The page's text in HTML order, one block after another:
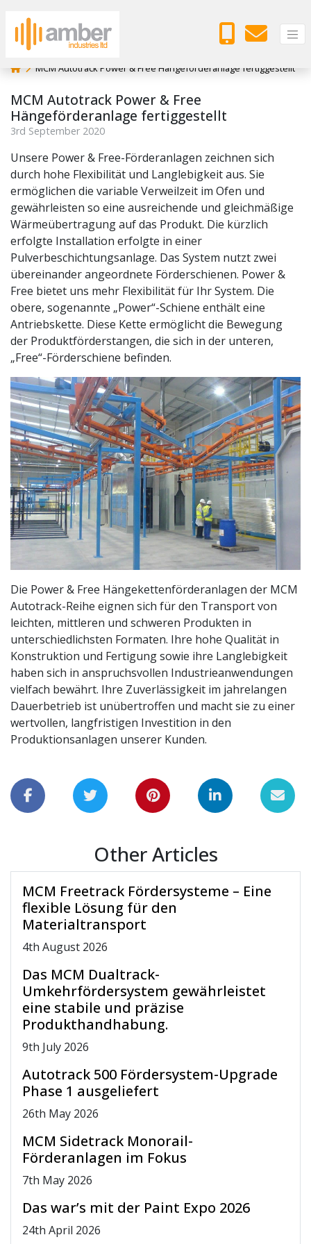
MCM Autotrack Power & Free Hängeförderanlage fertiggestellt
MCM Autotrack Power & Free
Hängeförderanlage fertiggestellt
3rd September 2020
Unsere Power & Free-Förderanlagen zeichnen sich
durch hohe Flexibilität und Langlebigkeit aus. Sie
ermöglichen die variable Verweilzeit im Ofen und
gewährleisten so eine ausreichende und gleichmäßige
Wärmeübertragung auf das Produkt. Die kürzlich
erfolgte Installation erfolgte in einer
Pulverbeschichtungsanlage. Das System nutzt zwei
übereinander angeordnete Förderschienen. Power &
Free bietet uns mehr Flexibilität für Ihr System. Die
obere, sogenannte „Power“-Schiene enthält eine
Antriebskette. Diese Kette ermöglicht die Bewegung
der Produktförderstangen, die sich in der unteren,
„Free“-Förderschiene befinden.
Die Power & Free Hängekettenförderanlagen der MCM
Autotrack-Reihe eignen sich für den Transport von
leichten, mittleren und schweren Produkten in
unterschiedlichsten Formaten. Ihre hohe Qualität in
Konstruktion und Fertigung sowie ihre Langlebigkeit
haben sich in anspruchsvollen Industrieanwendungen
vielfach bewährt. Ihre Zuverlässigkeit im jahrelangen
Dauerbetrieb ist unübertroffen und macht sie zu einer
wertvollen, langfristigen Investition in den
Produktionsanlagen unserer Kunden.
Other Articles
MCM Freetrack Fördersysteme – Eine
flexible Lösung für den
Materialtransport
4th August 2026
Das MCM Dualtrack-
Umkehrfördersystem gewährleistet
eine stabile und präzise
Produkthandhabung.
9th July 2026
Autotrack 500 Fördersystem-Upgrade
Phase 1 ausgeliefert
26th May 2026
MCM Sidetrack Monorail-
Förderanlagen im Fokus
7th May 2026
Das war’s mit der Paint Expo 2026
24th April 2026